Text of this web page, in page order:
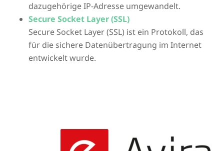
dazugehörige IP-Adresse umgewandelt.
Secure Socket Layer (SSL)
Secure Socket Layer (SSL) ist ein Protokoll, das
für die sichere Datenübertragung im Internet
entwickelt wurde.